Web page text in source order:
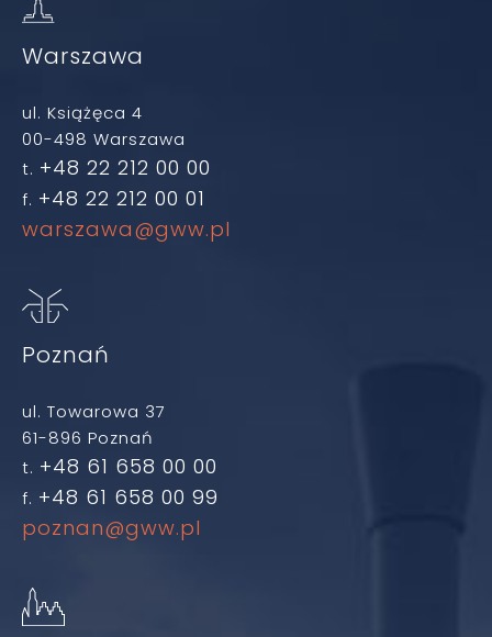
Warszawa
ul. Książęca 4
00-498 Warszawa
t. +48 22 212 00 00
f. +48 22 212 00 01
warszawa@gww.pl
Poznań
ul. Towarowa 37
61-896 Poznań
t. +48 61 658 00 00
f. +48 61 658 00 99
poznan@gww.pl